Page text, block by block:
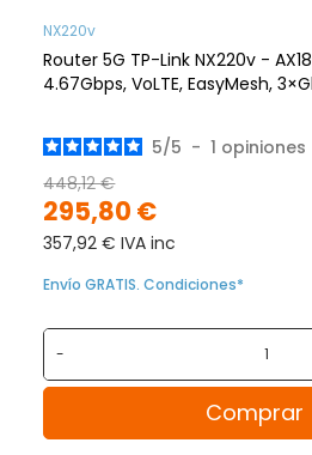
NX220v
Router 5G TP-Link NX220v -
4.67Gbps, VoLTE, EasyMesh,
5/5 - 1 opiniones
295,80 €
448,12 €
357,92 € IVA inc
Envío GRATIS. Condiciones*
-
Comprar